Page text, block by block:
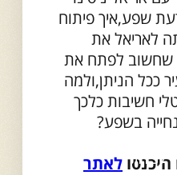
העבודה
לפידות
שפע,איך פיתוח
לאריאל את
שחשוב לפתח את
ככל הניתן,ולמה
חשיבות כלכך
בשפע?
לאתר